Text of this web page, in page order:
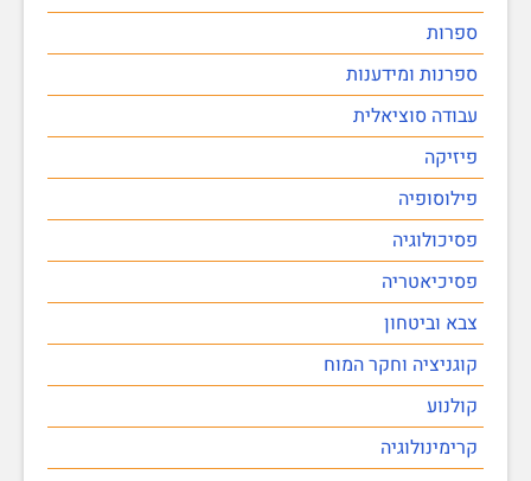
ספרות
ספרנות ומידענות
עבודה סוציאלית
פיזיקה
פילוסופיה
פסיכולוגיה
פסיכיאטריה
צבא וביטחון
קוגניציה וחקר המוח
קולנוע
קרימינולוגיה